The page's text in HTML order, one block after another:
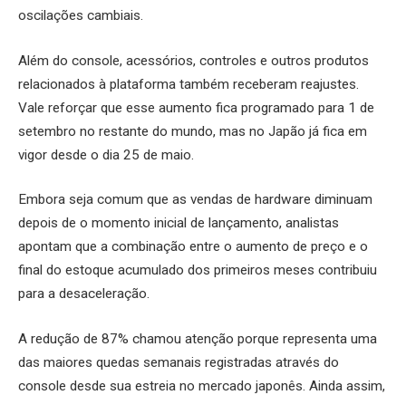
oscilações cambiais.
Além do console, acessórios, controles e outros produtos
relacionados à plataforma também receberam reajustes.
Vale reforçar que esse aumento fica programado para 1 de
setembro no restante do mundo, mas no Japão já fica em
vigor desde o dia 25 de maio.
Embora seja comum que as vendas de hardware diminuam
depois de o momento inicial de lançamento, analistas
apontam que a combinação entre o aumento de preço e o
final do estoque acumulado dos primeiros meses contribuiu
para a desaceleração.
A redução de 87% chamou atenção porque representa uma
das maiores quedas semanais registradas através do
console desde sua estreia no mercado japonês. Ainda assim,